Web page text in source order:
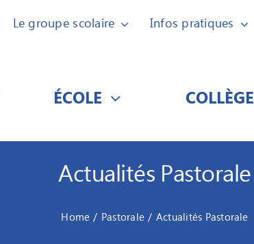
Le groupe scolaire Infos pratiques
ÉCOLE COLLÈGE
Actualités Pastorale
Home Pastorale Actualités Pastorale